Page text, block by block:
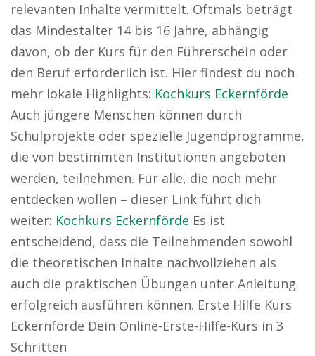
relevanten Inhalte vermittelt. Oftmals beträgt
das Mindestalter 14 bis 16 Jahre, abhängig
davon, ob der Kurs für den Führerschein oder
den Beruf erforderlich ist. Hier findest du noch
mehr lokale Highlights: Kochkurs Eckernförde
Auch jüngere Menschen können durch
Schulprojekte oder spezielle Jugendprogramme,
die von bestimmten Institutionen angeboten
werden, teilnehmen. Für alle, die noch mehr
entdecken wollen – dieser Link führt dich
weiter: Kochkurs Eckernförde Es ist
entscheidend, dass die Teilnehmenden sowohl
die theoretischen Inhalte nachvollziehen als
auch die praktischen Übungen unter Anleitung
erfolgreich ausführen können. Erste Hilfe Kurs
Eckernförde Dein Online-Erste-Hilfe-Kurs in 3
Schritten